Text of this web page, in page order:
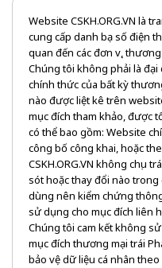
Website CSKH.ORG.VN là
cung cấp danh bạ số điện
quan đến các đơn vị,
Chúng tôi không phải là đại
chính thức của bất kỳ
nào được liệt kê trên
mục đích tham khảo, được
có thể bao gồm: Website
công bố công khai, hoặc
CSKH.ORG.VN không chịu
sót hoặc thay đổi nào
dùng nên kiểm chứng
sử dụng cho mục đích liên
Chúng tôi cam kết không
mục đích thương mại trái
bảo vệ dữ liệu cá nhân